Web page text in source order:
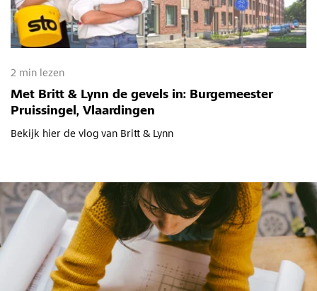
2 min lezen
Met Britt & Lynn de gevels in: Burgemeester
Pruissingel, Vlaardingen
Bekijk hier de vlog van Britt & Lynn